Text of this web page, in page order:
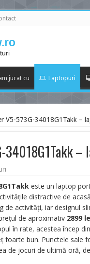
jucat cu Laptopuri
V5-573G-34018G1Takk –
34018G1Takk
este un laptop
distractive de
de activități, iar designul
de aproximativ2899
în rate, acestea încep
foarte bun. Punctele sale
de jocuri de ultimă oră,